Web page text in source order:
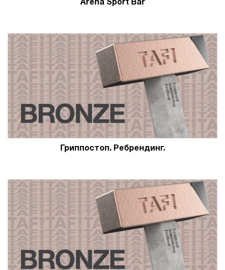
Arena Sport Bar
Гриппостоп. Ребрендинг.